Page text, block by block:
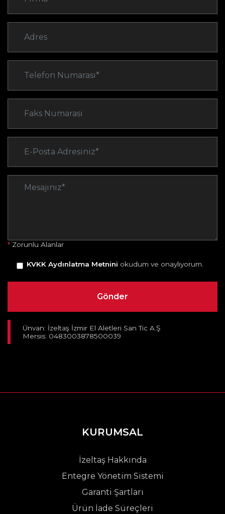
* Zorunlu Alanlar
KVKK Aydınlatma Metnini okudum ve onaylıyorum.
Ünvan: İzeltaş İzmir El Aletleri San Tic A.Ş
Mersis: 0483003878500039
KURUMSAL
İzeltaş Hakkında
Entegre Yönetim Sistemi
Garanti Şartları
Ürün İade Süreçleri